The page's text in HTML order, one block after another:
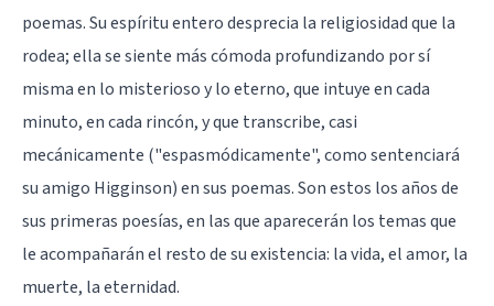
poemas. Su espíritu entero desprecia la religiosidad que la
rodea; ella se siente más cómoda profundizando por sí
misma en lo misterioso y lo eterno, que intuye en cada
minuto, en cada rincón, y que transcribe, casi
mecánicamente ("espasmódicamente", como sentenciará
su amigo Higginson) en sus poemas. Son estos los años de
sus primeras poesías, en las que aparecerán los temas que
le acompañarán el resto de su existencia: la vida, el amor, la
muerte, la eternidad.